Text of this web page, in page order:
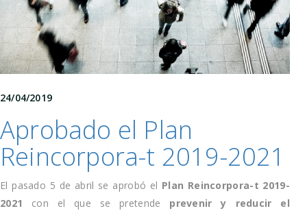
24/04/2019
Aprobado el Plan
Reincorpora-t 2019-2021
El pasado 5 de abril se aprobó el Plan Reincorpora-t 2019-
2021
con el que se pretende prevenir y reducir el